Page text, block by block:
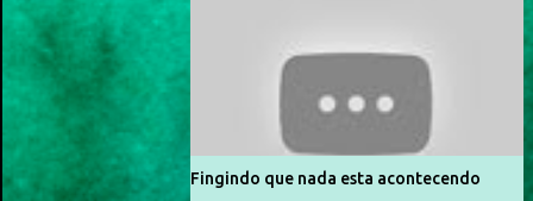
Rocinha. A assessora de Direitos Humanos
da Anistia Internacional, Renata Neder, disse
à Agência Brasil que ações e atividades de
mobilização são feitas normalmente pela
organização não governamental. As ações
de solidariedade são promovidas em apoio
Fingindo que nada esta acontecendo